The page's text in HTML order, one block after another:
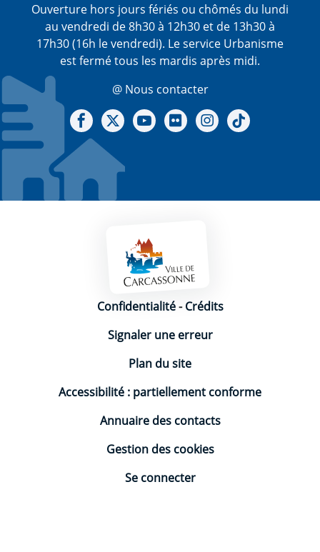
Ouverture hors jours fériés ou chômés du lundi
au vendredi de 8h30 à 12h30 et de 13h30 à
17h30 (16h le vendredi). Le service Urbanisme
est fermé tous les mardis après midi.
@ Nous contacter
Notre Facebook
Notre X - (twitter)
Notre chaine Youtube
Notre Gallerie sur Flickr
Notre Instagram
Mentions légales
Confidentialité-Crédits
Signaler une erreur
Plan du site
Accessibilité : partiellement conforme
Annuaire des contacts
Gestion des cookies
Se connecter